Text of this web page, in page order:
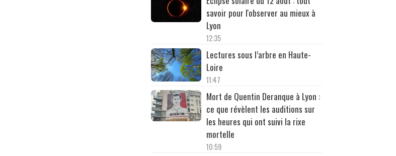
savoir pour l'observer au mieux à
Lyon
12:35
Lectures sous l’arbre en Haute-
Loire
11:47
Mort de Quentin Deranque à Lyon :
ce que révèlent les auditions sur
les heures qui ont suivi la rixe
mortelle
10:59